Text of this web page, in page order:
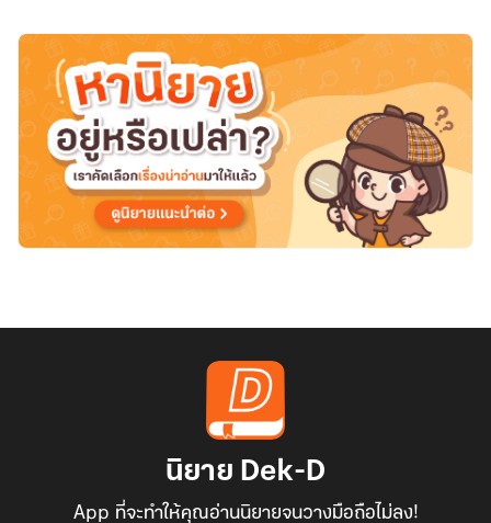
วัน
สิ้น
โลก
นิยาย Dek-D
App ที่จะทำให้คุณอ่านนิยายจนวางมือถือไม่ลง!